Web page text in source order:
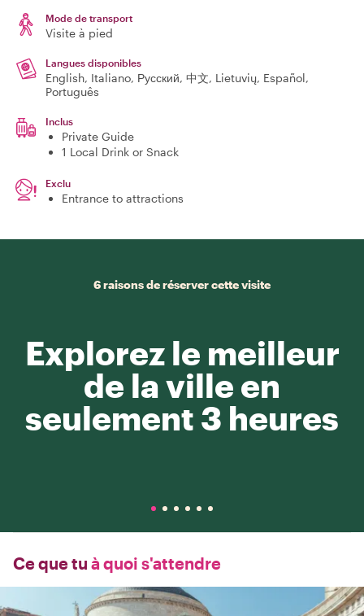
Mode de transport
Visite à pied
Langues disponibles
English, Italiano, Русский, 中文, Lietuvių, Español,
Português
Inclus
Private Guide
1 Local Drink or Snack
Exclu
Entrance to attractions
6 raisons de réserver cette visite
Explorez le meilleur
de la ville en
seulement 3 heures
Ce que tu à quoi s'attendre